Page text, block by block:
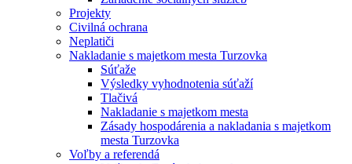
Projekty
Civilná ochrana
Neplatiči
Nakladanie s majetkom mesta Turzovka
Súťaže
Výsledky vyhodnotenia súťaží
Tlačivá
Nakladanie s majetkom mesta
Zásady hospodárenia a nakladania s majetkom
mesta Turzovka
Voľby a referendá